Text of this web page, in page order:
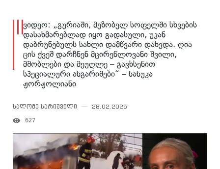
ვიდეო: „გურიაში, მეზობელ სოფელში სხვების
დასახმარებლად იყო გადასული, უკან
დაბრუნებულს სახლი დამწვარი დახვდა. ღია
ცის ქვეშ დარჩნენ მცირეწლოვანი შვილი,
მშობლები და მეუღლე – გავხსენით
სპეციალური ანგარიშები“ – ნანუკა
ჟორჟოლიანი
სალომე სარიშვილი 28.02.2025
627